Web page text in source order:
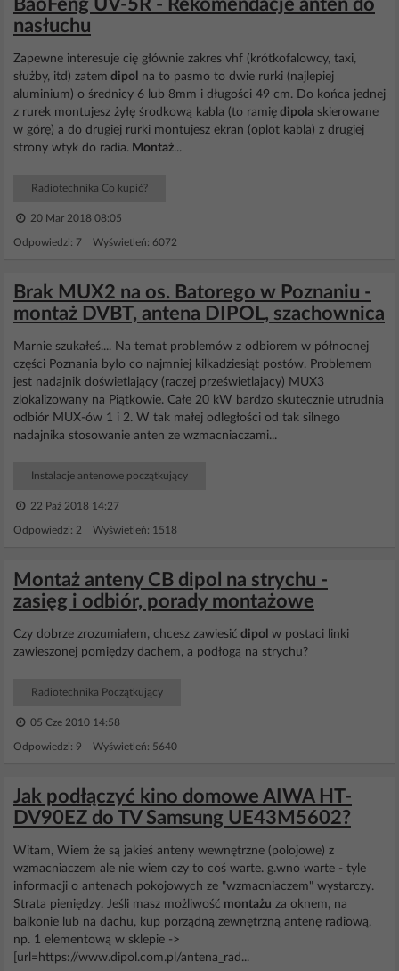
BaoFeng UV-5R - Rekomendacje anten do
nasłuchu
Zapewne interesuje cię głównie zakres vhf (krótkofalowcy, taxi,
służby, itd) zatem dipol na to pasmo to dwie rurki (najlepiej
aluminium) o średnicy 6 lub 8mm i długości 49 cm. Do końca jednej
z rurek montujesz żyłę środkową kabla (to ramię dipola skierowane
w górę) a do drugiej rurki montujesz ekran (oplot kabla) z drugiej
strony wtyk do radia. Montaż...
Radiotechnika Co kupić?
20 Mar 2018 08:05
Odpowiedzi: 7 Wyświetleń: 6072
Brak MUX2 na os. Batorego w Poznaniu -
montaż DVBT, antena DIPOL, szachownica
Marnie szukałeś.... Na temat problemów z odbiorem w północnej
części Poznania było co najmniej kilkadziesiąt postów. Problemem
jest nadajnik doświetlający (raczej prześwietlajacy) MUX3
zlokalizowany na Piątkowie. Całe 20 kW bardzo skutecznie utrudnia
odbiór MUX-ów 1 i 2. W tak małej odległości od tak silnego
nadajnika stosowanie anten ze wzmacniaczami...
Instalacje antenowe początkujący
22 Paź 2018 14:27
Odpowiedzi: 2 Wyświetleń: 1518
Montaż anteny CB dipol na strychu -
zasięg i odbiór, porady montażowe
Czy dobrze zrozumiałem, chcesz zawiesić dipol w postaci linki
zawieszonej pomiędzy dachem, a podłogą na strychu?
Radiotechnika Początkujący
05 Cze 2010 14:58
Odpowiedzi: 9 Wyświetleń: 5640
Jak podłączyć kino domowe AIWA HT-
DV90EZ do TV Samsung UE43M5602?
Witam, Wiem że są jakieś anteny wewnętrzne (polojowe) z
wzmacniaczem ale nie wiem czy to coś warte. g.wno warte - tyle
informacji o antenach pokojowych ze "wzmacniaczem" wystarczy.
Strata pieniędzy. Jeśli masz możliwość montażu za oknem, na
balkonie lub na dachu, kup porządną zewnętrzną antenę radiową,
np. 1 elementową w sklepie ->
[url=https://www.dipol.com.pl/antena_rad...